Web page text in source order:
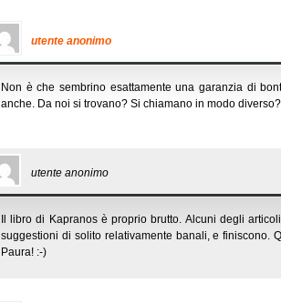
utente anonimo
Non è che sembrino esattamente una garanzia di
anche. Da noi si trovano? Si chiamano in modo
utente anonimo
Il libro di Kapranos è proprio brutto. Alcuni degli
suggestioni di solito relativamente banali, e finiscono.
Paura! :-)